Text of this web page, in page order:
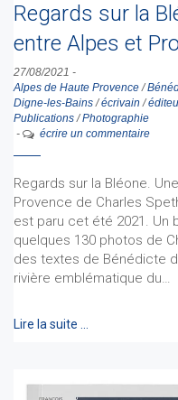
Regards sur la
entre Alpes et
27/08/2021 -
Alpes de Haute Provence/
Digne-les-Bains/écrivain /
Publications/Photographie
-
écrire un commentaire
Regards sur la Bléone.
Provence de Charles
est paru cet été 2021. Un
quelques 130 photos de
des textes de Bénédicte
rivière emblématique du…
Lire la suite …